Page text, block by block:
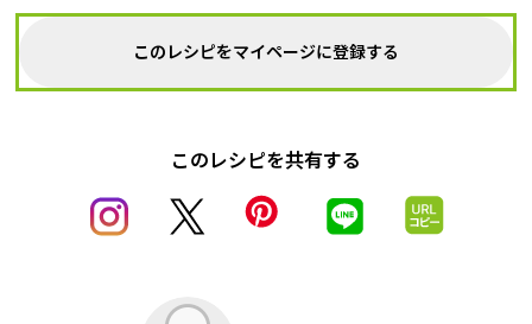
このレシピをマイページに登録する
このレシピを共有する